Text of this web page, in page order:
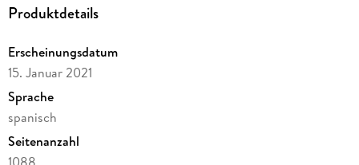
Produktdetails
Erscheinungsdatum
15. Januar 2021
Sprache
spanisch
Seitenanzahl